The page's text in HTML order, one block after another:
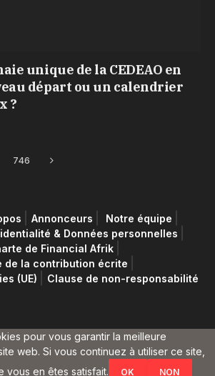
unique de la CEDEAO en
départ ou un calendrier
?
746 Next
Annonceurs
Notre équipe
& Données personnelles
de Financial Afrik
de la contribution écrite
(UE)
Clause de non-responsabilité
pour vous garantir la meilleure
web. Si vous continuez à utiliser ce site,
vous en êtes satisfait.
OK NON